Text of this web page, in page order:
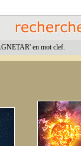
en mot clef.